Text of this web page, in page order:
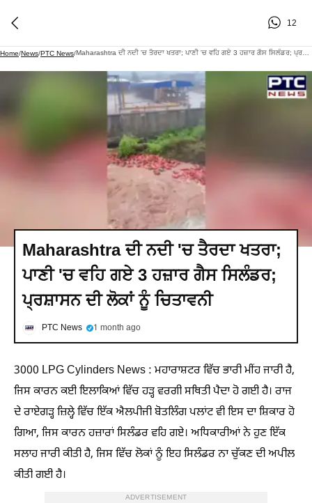
12
Home/News/PTC News/ Maharashtra ਦੀ ਨਦੀ 'ਚ ਤੈਰਦਾ ਖਤਰਾ; ਪਾਣੀ 'ਚ ਵਹਿ ਗਏ 3 ਹਜ਼ਾਰ ਗੈਸ ਸਿਲੰਡਰ; ਪ੍ਰਸ਼ਾਸਨ ਦੀ ਲੋਕਾਂ ਨੂੰ ਚਿਤਾਵਨੀ
Maharashtra ਦੀ ਨਦੀ 'ਚ ਤੈਰਦਾ ਖਤਰਾ;
ਪਾਣੀ 'ਚ ਵਹਿ ਗਏ 3 ਹਜ਼ਾਰ ਗੈਸ ਸਿਲੰਡਰ;
ਪ੍ਰਸ਼ਾਸਨ ਦੀ ਲੋਕਾਂ ਨੂੰ ਚਿਤਾਵਨੀ
PTC News 1 month ago
3000 LPG Cylinders News : ਮਹਾਰਾਸ਼ਟਰ ਵਿੱਚ ਭਾਰੀ ਮੀਂਹ ਜਾਰੀ ਹੈ,
ਜਿਸ ਕਾਰਨ ਕਈ ਇਲਾਕਿਆਂ ਵਿੱਚ ਹੜ੍ਹ ਵਰਗੀ ਸਥਿਤੀ ਪੈਦਾ ਹੋ ਗਈ ਹੈ। ਰਾਜ
ਦੇ ਰਾਏਗੜ੍ਹ ਜ਼ਿਲ੍ਹੇ ਵਿੱਚ ਇੱਕ ਐਲਪੀਜੀ ਬੋਤਲਿੰਗ ਪਲਾਂਟ ਵੀ ਇਸ ਦਾ ਸ਼ਿਕਾਰ ਹੋ
ਗਿਆ, ਜਿਸ ਕਾਰਨ ਹਜ਼ਾਰਾਂ ਸਿਲੰਡਰ ਵਹਿ ਗਏ। ਅਧਿਕਾਰੀਆਂ ਨੇ ਹੁਣ ਇੱਕ
ਸਲਾਹ ਜਾਰੀ ਕੀਤੀ ਹੈ, ਜਿਸ ਵਿੱਚ ਲੋਕਾਂ ਨੂੰ ਇਹ ਸਿਲੰਡਰ ਨਾ ਚੁੱਕਣ ਦੀ ਅਪੀਲ
ਕੀਤੀ ਗਈ ਹੈ।
ADVERTISEMENT